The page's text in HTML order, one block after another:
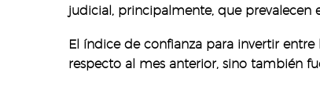
judicial, principalmente, que prevalecen
El índice de confianza para invertir
respecto al mes anterior, sino también